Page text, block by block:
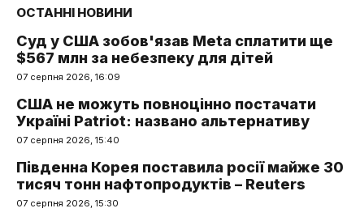
ОСТАННІ НОВИНИ
Суд у США зобов'язав Meta сплатити ще
$567 млн за небезпеку для дітей
07 серпня 2026, 16:09
США не можуть повноцінно постачати
Україні Patriot: названо альтернативу
07 серпня 2026, 15:40
Південна Корея поставила росії майже 30
тисяч тонн нафтопродуктів – Reuters
07 серпня 2026, 15:30